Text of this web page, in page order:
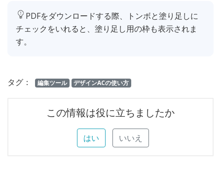
PDFをダウンロードする際、トンボと塗り足しに
チェックをいれると、塗り足し用の枠も表示されま
す。
タグ： 編集ツール デザインACの使い方
この情報は役に立ちましたか
はい いいえ